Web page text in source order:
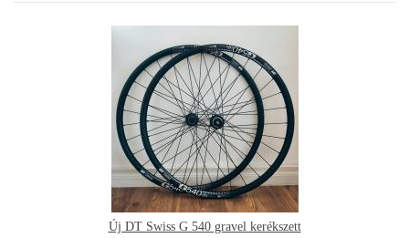
Új DT Swiss G 540 gravel kerékszett